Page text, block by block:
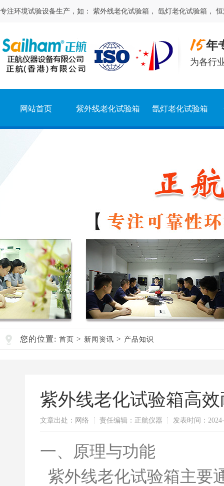
专注环境试验设备生产，如： 紫外线老化试验箱 ， 氙灯老化试验箱 ，
年
为各行
网站首页 紫外线老化试验箱 氙灯老化试验箱
您的位置: 首页 > 新闻资讯 > 产品知识
紫外线老化试验箱高
文章出处：网络 责任编辑：正航仪器 发表时间：
一、原理与功能
紫外线老化试验箱主要